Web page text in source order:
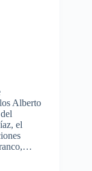
Alberto
el